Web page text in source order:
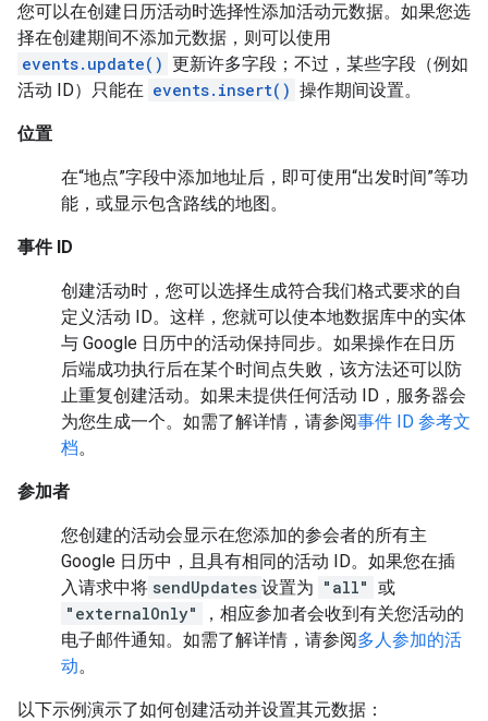
您可以在创建日历活动时选择性添加活动元数据。如果您选
择在创建期间不添加元数据，则可以使用
events.update() 更新许多字段；不过，某些字段（例如
活动 ID）只能在 events.insert() 操作期间设置。
位置
在“地点”字段中添加地址后，即可使用“出发时间”等功
能，或显示包含路线的地图。
事件 ID
创建活动时，您可以选择生成符合我们格式要求的自
定义活动 ID。这样，您就可以使本地数据库中的实体
与 Google 日历中的活动保持同步。如果操作在日历
后端成功执行后在某个时间点失败，该方法还可以防
止重复创建活动。如果未提供任何活动 ID，服务器会
为您生成一个。如需了解详情，请参阅事件 ID 参考文
档。
参加者
您创建的活动会显示在您添加的参会者的所有主
Google 日历中，且具有相同的活动 ID。如果您在插
入请求中将 sendUpdates 设置为 "all" 或
"externalOnly"
，相应参加者会收到有关您活动的
电子邮件通知。如需了解详情，请参阅多人参加的活
动。
以下示例演示了如何创建活动并设置其元数据：